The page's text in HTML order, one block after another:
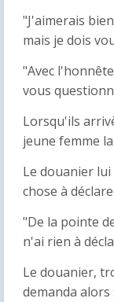
"J'aimerais
mais je dois
"Avec
vous
Lorsqu'ils
jeune femme
Le douanier lui
chose à
"De la pointe
n'ai rien à
Le douanier,
demanda alors